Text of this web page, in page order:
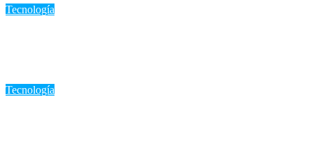
Tecnología
Tecnología